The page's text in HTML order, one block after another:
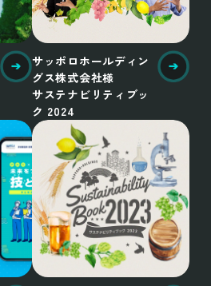
サッポロホールディン
グス株式会社様
サステナビリティブッ
ク 2024